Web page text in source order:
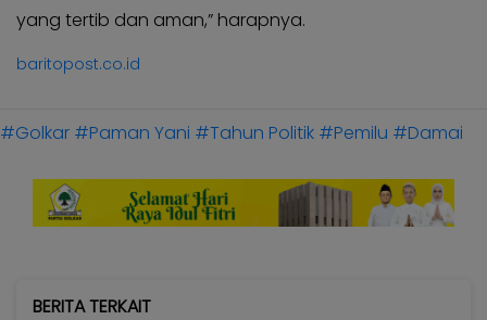
yang tertib dan aman,” harapnya.
baritopost.co.id
#Golkar #Paman Yani #Tahun Politik #Pemilu #Damai
BERITA TERKAIT